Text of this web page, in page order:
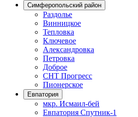
Симферопольский район
Раздолье
Винницкое
Тепловка
Ключевое
Александровка
Петровка
Доброе
СНТ Прогресс
Пионерское
Евпатория
мкр. Исмаил-бей
Евпатория Спутник-1